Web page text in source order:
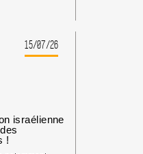
15/07/26
israélienne
!